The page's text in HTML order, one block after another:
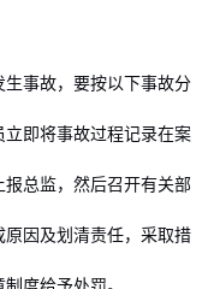
事故，要按以下事故分
即将事故过程记录在案
总监，然后召开有关部
因及划清责任，采取措